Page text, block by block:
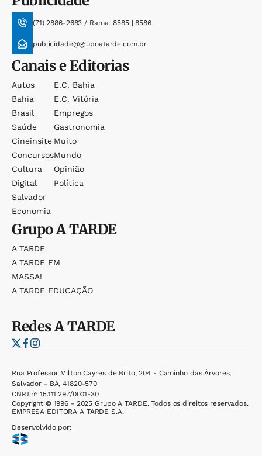
(71) 2886-2683 / Ramal 8585 | 8586
publicidade@grupoatarde.com.br
Canais e Editorias
Autos
Bahia
Brasil
Saúde
Cineinsite
Concursos
Cultura
Digital
Salvador
Economia
E.c. Bahia
E.c. Vitória
Empregos
Gastronomia
Muito
Mundo
Opinião
Política
GrupoA TARDE
A TARDE
A TARDE FM
MASSA!
A TARDE EDUCAÇÃO
RedesA TARDE
Rua Professor Milton Cayres de Brito, 204 - Caminho das Árvores,
Salvador - BA, 41820-570
CNPJ nº 15.111.297/0001-30
Copyright © 1996 - 2025 Grupo A TARDE. Todos os direitos reservados.
EMPRESA EDITORA A TARDE S.A.
Desenvolvido por: